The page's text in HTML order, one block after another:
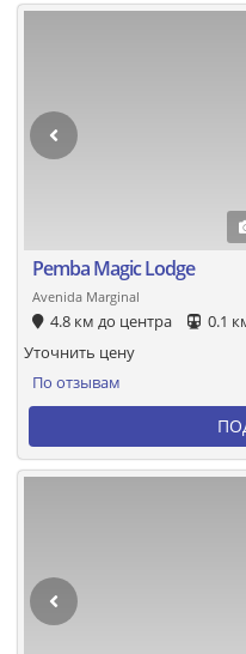
Pemba Magic Lodge
Avenida Marginal
4.8 км до центра 0.1
По отзывам
Уточнить цену